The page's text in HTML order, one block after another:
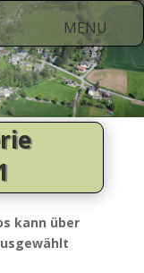
kann über